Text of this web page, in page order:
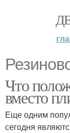
Что
вместо
Еще одним
сегодня